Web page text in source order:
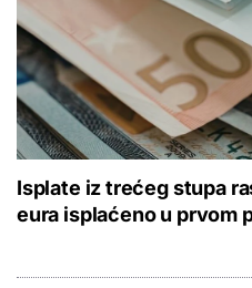
Isplate iz trećeg stupa
eura isplaćeno u prvom